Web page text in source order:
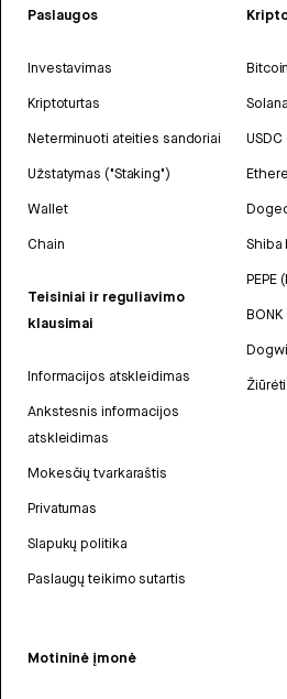
Paslaugos
Investavimas
Kriptoturtas
Neterminuoti ateities sandoriai
Užstatymas ("Staking")
Wallet
Chain
Teisiniai ir reguliavimo
klausimai
Informacijos atskleidimas
Ankstesnis informacijos
atskleidimas
Mokesčių tvarkaraštis
Privatumas
Slapukų politika
Paslaugų teikimo sutartis
USDC
Shiba
PEPE
BONK
Motininė įmonė